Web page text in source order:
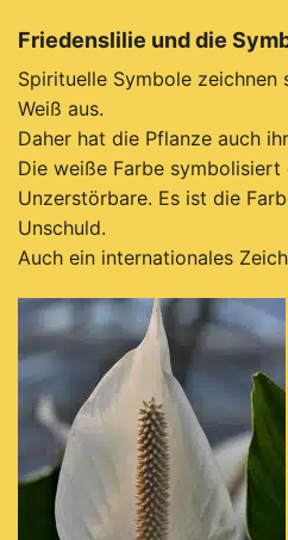
Friedenslilie und die
Spirituelle Symbole zeichnen
Weiß aus.
Daher hat die Pflanze auch
Die weiße Farbe symbolisiert
Unzerstörbare. Es ist die
Unschuld.
Auch ein internationales